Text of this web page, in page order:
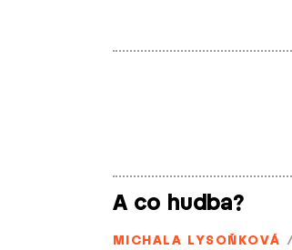
A co hudba?
MICHALA LYSOŇKOVÁ /